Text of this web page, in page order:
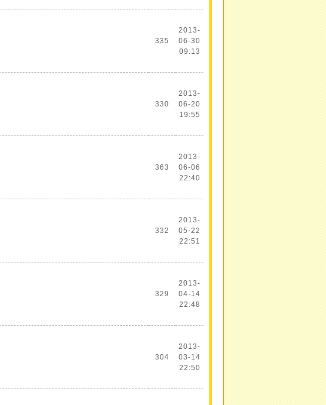
335
2013-
06-30
09:13
330
2013-
06-20
19:55
363
2013-
06-06
22:40
332
2013-
05-22
22:51
329
2013-
04-14
22:48
304
2013-
03-14
22:50